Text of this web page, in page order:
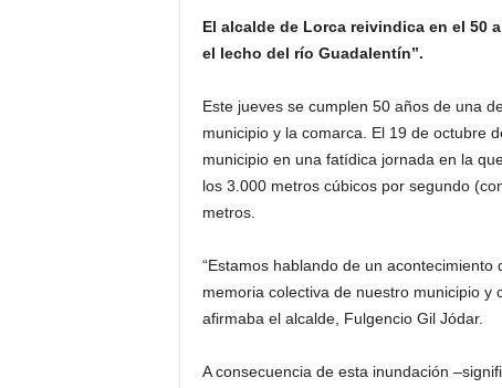
El alcalde de Lorca reivindica en el 50
el lecho del río Guadalentín”.
Este jueves se cumplen 50 años de una
municipio y la comarca. El 19 de octubre
municipio en una fatídica jornada en la
los 3.000 metros cúbicos por segundo
metros.
“Estamos hablando de un
memoria colectiva de nuestro municipio y
afirmaba el alcalde, Fulgencio Gil Jódar.
A consecuencia de esta inundación